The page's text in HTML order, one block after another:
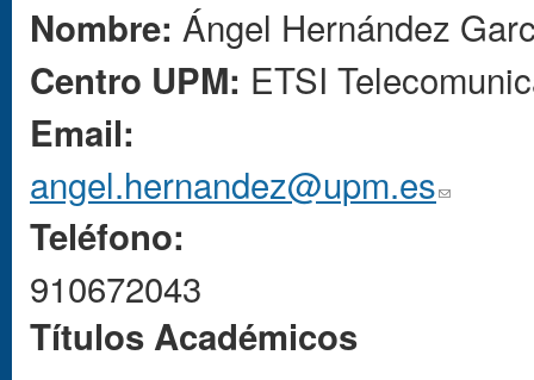
Nombre: Ángel Hernández
Centro UPM: ETSI
Email:
angel.hernandez@upm.es
Teléfono:
910672043
Títulos Académicos